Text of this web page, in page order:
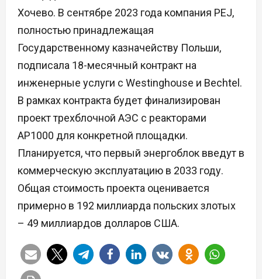
Хочево. В сентябре 2023 года компания PEJ,
полностью принадлежащая
Государственному казначейству Польши,
подписала 18-месячный контракт на
инженерные услуги с Westinghouse и Bechtel.
В рамках контракта будет финализирован
проект трехблочной АЭС с реакторами
AP1000 для конкретной площадки.
Планируется, что первый энергоблок введут в
коммерческую эксплуатацию в 2033 году.
Общая стоимость проекта оценивается
примерно в 192 миллиарда польских злотых
– 49 миллиардов долларов США.